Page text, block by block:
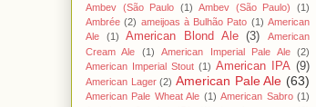
Ambev (São Paulo (1) Ambev (São Paulo)
(1)
Ambrée (2) ameijoas à Bulhão Pato (1) American
Ale
(1) American Blond Ale (3)
American
Cream Ale
(1) American Imperial Pale Ale
(2)
American Imperial Stout (1) American IPA (9)
American Lager (2) American Pale Ale (63)
American Pale Wheat Ale (1) American Sabro (1)